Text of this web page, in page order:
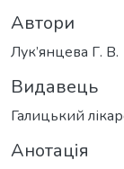
Автори
Лук’янцева Г. В.
Видавець
Галицький
Анотація